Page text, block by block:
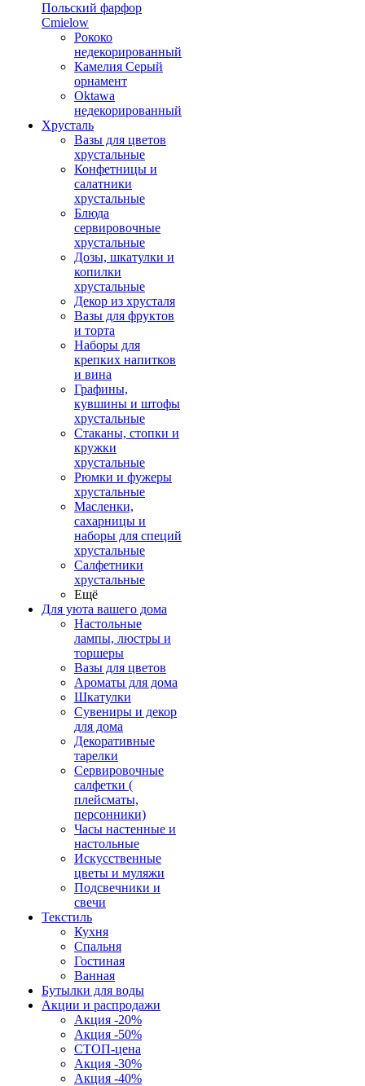
Польский фарфор
Сmielow
Рококо
недекорированный
Камелия Серый
орнамент
Oktawa
недекорированный
Хрусталь
Вазы для цветов
хрустальные
Конфетницы и
салатники
хрустальные
Блюда
сервировочные
хрустальные
Дозы, шкатулки и
копилки
хрустальные
Декор из хрусталя
Вазы для фруктов
и торта
Наборы для
крепких напитков
и вина
Графины,
кувшины и штофы
хрустальные
Стаканы, стопки и
кружки
хрустальные
Рюмки и фужеры
хрустальные
Масленки,
сахарницы и
наборы для специй
хрустальные
Салфетники
хрустальные
Ещё
Для уюта вашего дома
Настольные
лампы, люстры и
торшеры
Вазы для цветов
Ароматы для дома
Шкатулки
Сувениры и декор
для дома
Декоративные
тарелки
Сервировочные
салфетки (
плейсматы,
персонники)
Часы настенные и
настольные
Искусственные
цветы и муляжи
Подсвечники и
свечи
Текстиль
Кухня
Спальня
Гостиная
Ванная
Бутылки для воды
Акции и распродажи
Акция -20%
Акция -50%
СТОП-цена
Акция -30%
Акция -40%